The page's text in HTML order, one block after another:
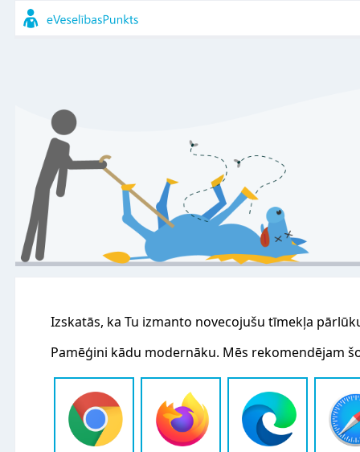
Izskatās, ka Tu izmanto novecojušu tīmekļa
Pamēģini kādu modernāku. Mēs rekomendējam